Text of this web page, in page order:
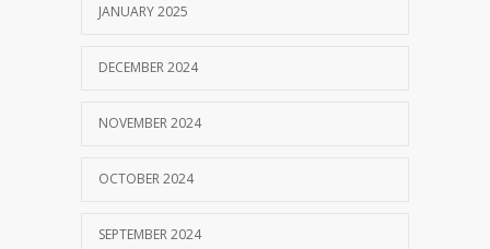
JANUARY 2025
DECEMBER 2024
NOVEMBER 2024
OCTOBER 2024
SEPTEMBER 2024